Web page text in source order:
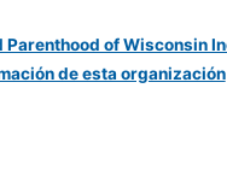
de esta organización